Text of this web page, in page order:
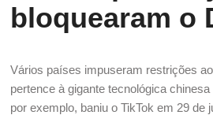
bloquearam o
Vários países impuseram restrições
pertence à gigante tecnológica chinesa
por exemplo, baniu o TikTok em 29 de